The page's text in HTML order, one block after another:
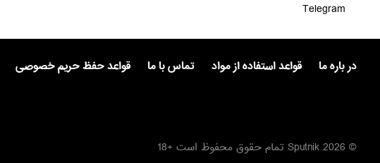
Telegram
در باره ما قواعد استفاده از مواد تماس با ما قواعد حفظ حریم خصوصی
© 2026 Sputnik تمام حقوق محفوظ است +18